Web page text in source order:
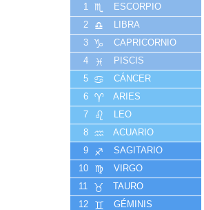
1
ESCORPIO
2
LIBRA
3
CAPRICORNIO
4
PISCIS
5
CÁNCER
6
ARIES
7
LEO
8
ACUARIO
9
SAGITARIO
10
VIRGO
11
TAURO
12
GÉMINIS